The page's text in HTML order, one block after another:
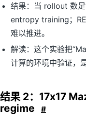
R
L
}
^
{(
N
)
结果：当 rollout 数
entropy training；
难以推进。
解读：这个实验把
计算的环境中验证，
结果 2：17x17
regime
#